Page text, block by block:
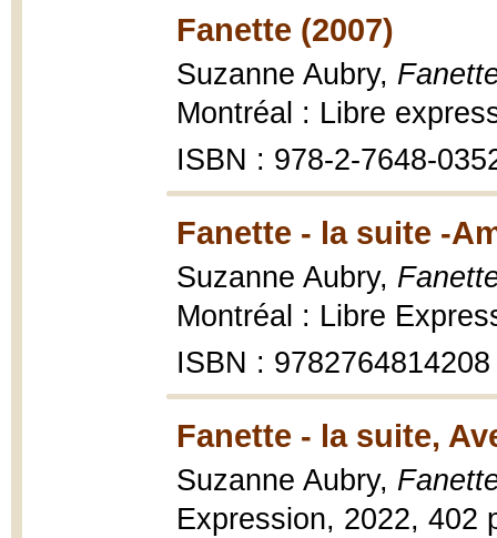
Fanette (2007)
Suzanne Aubry,
Montréal : Libre
ISBN : 978-2-7648-
Fanette - la suite -
Suzanne Aubry,
Montréal : Libre
ISBN : 9782764814208
Fanette - la suite,
Suzanne Aubry,
Expression, 2022, 402